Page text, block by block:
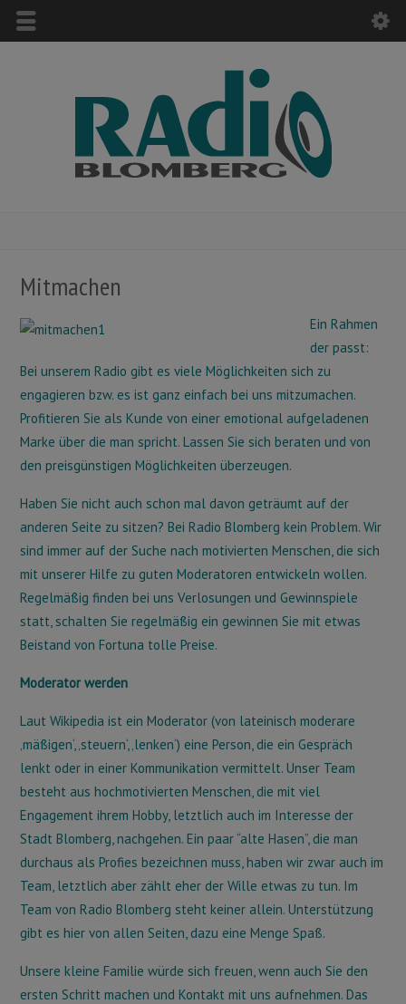
Mitmachen
Ein Rahmen
der passt:
Bei unserem Radio gibt es viele Möglichkeiten sich zu
engagieren bzw. es ist ganz einfach bei uns mitzumachen.
Profitieren Sie als Kunde von einer emotional aufgeladenen
Marke über die man spricht. Lassen Sie sich beraten und von
den preisgünstigen Möglichkeiten überzeugen.
Haben Sie nicht auch schon mal davon geträumt auf der
anderen Seite zu sitzen? Bei Radio Blomberg kein Problem. Wir
sind immer auf der Suche nach motivierten Menschen, die sich
mit unserer Hilfe zu guten Moderatoren entwickeln wollen.
Regelmäßig finden bei uns Verlosungen und Gewinnspiele
statt, schalten Sie regelmäßig ein gewinnen Sie mit etwas
Beistand von Fortuna tolle Preise.
Moderator werden
Laut Wikipedia ist ein Moderator (von lateinisch moderare
‚mäßigen‘, ‚steuern‘, ‚lenken‘) eine Person, die ein Gespräch
lenkt oder in einer Kommunikation vermittelt. Unser Team
besteht aus hochmotivierten Menschen, die mit viel
Engagement ihrem Hobby, letztlich auch im Interesse der
Stadt Blomberg, nachgehen. Ein paar “alte Hasen”, die man
durchaus als Profies bezeichnen muss, haben wir zwar auch im
Team, letztlich aber zählt eher der Wille etwas zu tun. Im
Team von Radio Blomberg steht keiner allein. Unterstützung
gibt es hier von allen Seiten, dazu eine Menge Spaß.
Unsere kleine Familie würde sich freuen, wenn auch Sie den
ersten Schritt machen und Kontakt mit uns aufnehmen. Das